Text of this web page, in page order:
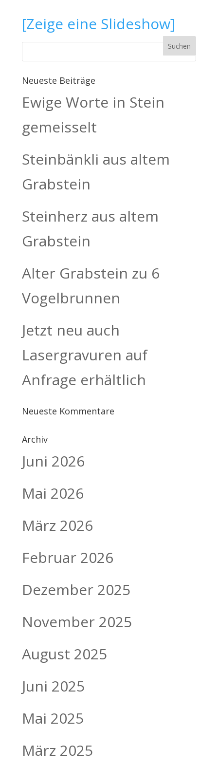
[Zeige eine Slideshow]
Neueste Beiträge
Ewige Worte in Stein
gemeisselt
Steinbänkli aus altem
Grabstein
Steinherz aus altem
Grabstein
Alter Grabstein zu 6
Vogelbrunnen
Jetzt neu auch
Lasergravuren auf
Anfrage erhältlich
Neueste Kommentare
Archiv
Juni 2026
Mai 2026
März 2026
Februar 2026
Dezember 2025
November 2025
August 2025
Juni 2025
Mai 2025
März 2025